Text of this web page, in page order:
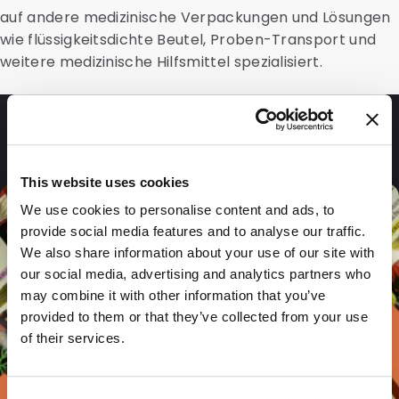
This website uses cookies
We use cookies to personalise content and ads, to
provide social media features and to analyse our traffic.
We also share information about your use of our site with
our social media, advertising and analytics partners who
may combine it with other information that you’ve
provided to them or that they’ve collected from your use
of their services.
auf andere medizinische Verpackungen und Lösungen
wie flüssigkeitsdichte Beutel, Proben-Transport und
weitere medizinische Hilfsmittel spezialisiert.
Fragen und Antworten